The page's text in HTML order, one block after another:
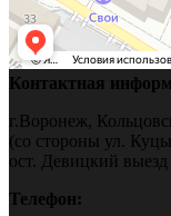
Контактная
г.Воронеж,
(со стороны ул.
ост. Девицкий выезд
Телефон: